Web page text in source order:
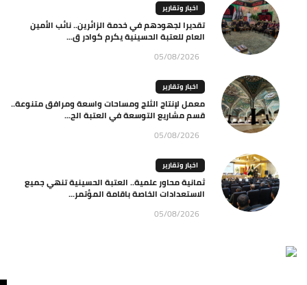
اخبار وتقارير
تقديرا لجهودهم في خدمة الزائرين.. نائب الأمين
العام للعتبة الحسينية يكرم كوادر ق...
05/08/2026
اخبار وتقارير
معمل لإنتاج الثلج ومساحات واسعة ومرافق متنوعة..
قسم مشاريع التوسعة في العتبة الح...
05/08/2026
اخبار وتقارير
ثمانية محاور علمية.. العتبة الحسينية تنهي جميع
الاستعدادات الخاصة باقامة المؤتمر...
05/08/2026